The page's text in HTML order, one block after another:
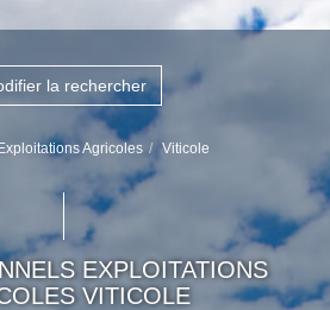
la rechercher
Exploitations Agricoles Viticole
EXPLOITATIONS
VITICOLE